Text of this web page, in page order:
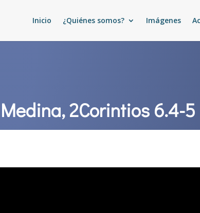
Inicio ¿Quiénes somos? Imágenes
2Corintios 6.4-5